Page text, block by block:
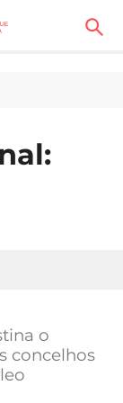
o
concelhos